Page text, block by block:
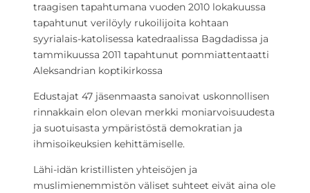
traagisen tapahtumana vuoden 2010 lokakuussa
tapahtunut verilöyly rukoilijoita kohtaan
syyrialais-katolisessa katedraalissa Bagdadissa ja
tammikuussa 2011 tapahtunut pommiattentaatti
Aleksandrian koptikirkossa
Edustajat 47 jäsenmaasta sanoivat uskonnollisen
rinnakkain elon olevan merkki moniarvoisuudesta
ja suotuisasta ympäristöstä demokratian ja
ihmisoikeuksien kehittämiselle.
Lähi-idän kristillisten yhteisöjen ja
muslimienemmistön väliset suhteet eivät aina ole